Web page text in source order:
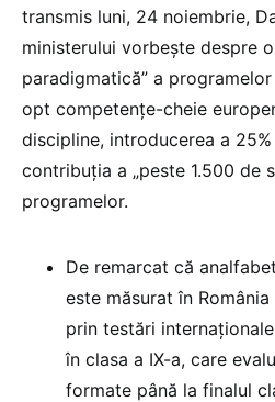
transmis luni, 24 noiembrie,
ministerului vorbește despre
paradigmatică” a
opt competențe-cheie
discipline, introducerea a
contribuția a „peste 1.500 de
programelor.
De remarcat că
este măsurat în
prin testări
în clasa a IX-a, care
formate până la finalul